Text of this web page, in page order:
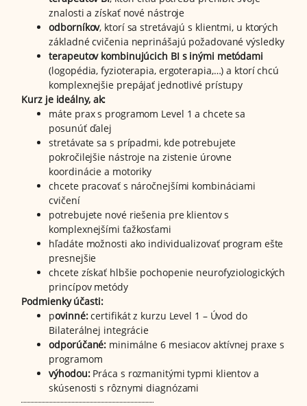
znalosti a získať nové nástroje
odborníkov, ktorí sa stretávajú s klientmi, u ktorých
základné cvičenia neprinášajú požadované výsledky
terapeutov kombinujúcich BI s inými metódami
(logopédia, fyzioterapia, ergoterapia,…) a ktorí chcú
komplexnejšie prepájať jednotlivé prístupy
Kurz je ideálny, ak:
máte prax s programom Level 1 a chcete sa
posunúť ďalej
stretávate sa s prípadmi, kde potrebujete
pokročilejšie nástroje na zistenie úrovne
koordinácie a motoriky
chcete pracovať s náročnejšími kombináciami
cvičení
potrebujete nové riešenia pre klientov s
komplexnejšími ťažkosťami
hľadáte možnosti ako individualizovať program ešte
presnejšie
chcete získať hlbšie pochopenie neurofyziologických
princípov metódy
Podmienky účasti:
povinné:certifikát z kurzu Level 1 – Úvod do
Bilaterálnej integrácie
odporúčané: minimálne 6 mesiacov aktívnej praxe s
programom
výhodou:Práca s rozmanitými typmi klientov a
skúsenosti s rôznymi diagnózami